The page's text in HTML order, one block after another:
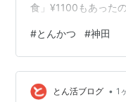
食」¥1100もあった
きたとんかつは、粗
な黄金色です。サク
れもよく、衣の香ば
みは少ないものの、
#とんかつ #神田
とん活ブログ • 1